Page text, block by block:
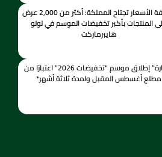
عاصفة الأسعار تجتاح المملكة: أكثر من 2,000 عرض
المنتجات بأكبر تخفيضات الموسم في لولو
هايبرماركت
التجارة” إطلاق موسم “تخفيضات 2026” اعتبارًا من
مطلع أغسطس المقبل ولمدة ثلاثة أشهر*